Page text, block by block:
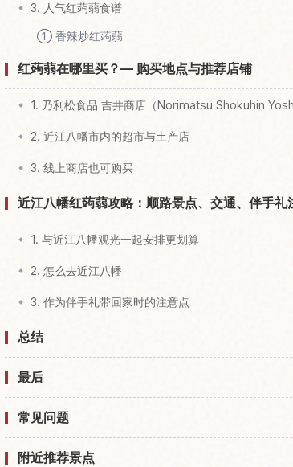
3. 人气红蒟蒻食谱
① 香辣炒红蒟蒻
红蒟蒻在哪里买？— 购买地点与推荐店铺
1. 乃利松食品 吉井商店（Norimatsu Shokuhin
2. 近江八幡市内的超市与土产店
3. 线上商店也可购买
近江八幡红蒟蒻攻略：顺路景点、交通、伴手礼
1. 与近江八幡观光一起安排更划算
2. 怎么去近江八幡
3. 作为伴手礼带回家时的注意点
总结
最后
常见问题
附近推荐景点